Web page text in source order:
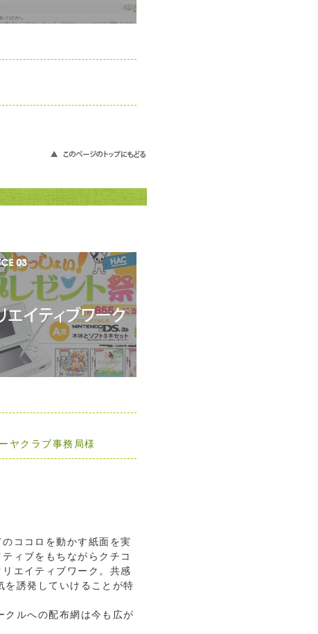
ヤクラブ事務局様
ココロを動かす紙面を実
ィブをもちながらクチコ
エイティブワーク。共感
を誘発していけることが特
クルへの配布網は今も広が